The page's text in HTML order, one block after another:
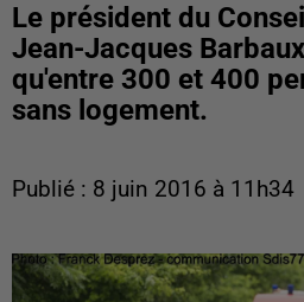
Le président du
Jean-Jacques
qu'entre 300 et 400
sans logement.
Publié : 8 juin 2016 à 11h34